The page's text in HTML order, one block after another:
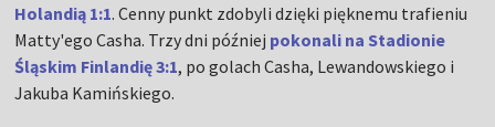
Holandią 1:1. Cenny punkt zdobyli dzięki pięknemu trafieniu
Matty'ego Casha. Trzy dni później pokonali na Stadionie
Śląskim Finlandię 3:1, po golach Casha, Lewandowskiego i
Jakuba Kamińskiego.